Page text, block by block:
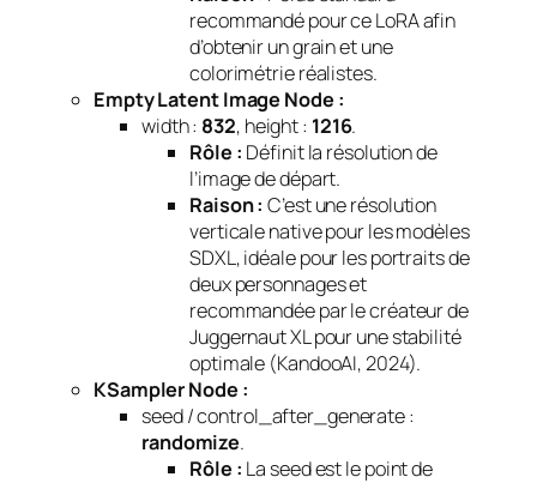
recommandé pour ce LoRA afin
d’obtenir un grain et une
colorimétrie réalistes.
Empty Latent Image Node :
width : 832, height : 1216.
Rôle : Définit la résolution de
l’image de départ.
Raison : C’est une résolution
verticale native pour les modèles
SDXL, idéale pour les portraits de
deux personnages et
recommandée par le créateur de
Juggernaut XL pour une stabilité
optimale (KandooAI, 2024).
KSampler Node :
seed / control_after_generate :
randomize.
Rôle : La seed est le point de